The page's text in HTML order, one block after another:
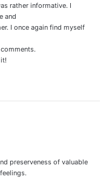
rather informative. I
and
I once again find myself
preserveness of valuable